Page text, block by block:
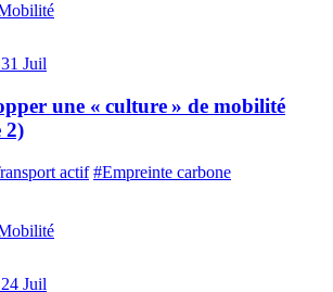
31 Juil
une « culture » de mobilité
2)
actif #Empreinte carbone
24 Juil